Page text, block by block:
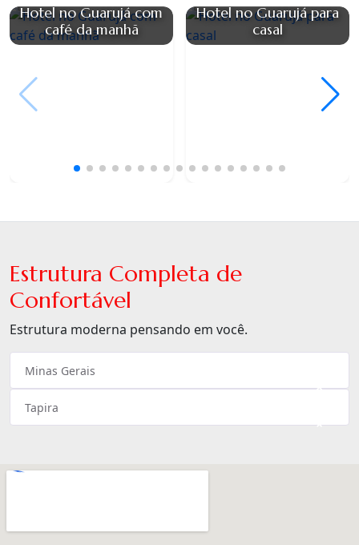
Hotel no Guarujá com
café da manhã
Hotel no Guarujá para
casal
Estrutura Completa de
Confortável
Estrutura moderna pensando em você.
×
Minas Gerais
×
Tapira